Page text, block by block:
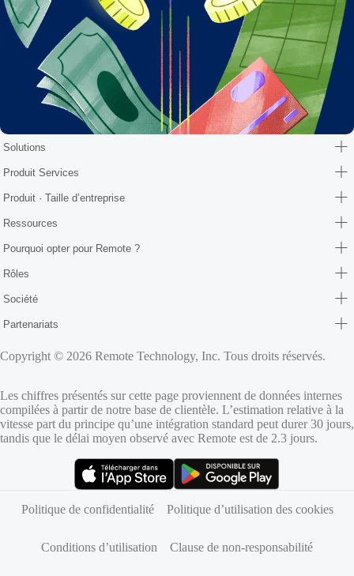
Solutions
Produit Services
Produit · Taille d’entreprise
Ressources
Pourquoi opter pour Remote ?
Rôles
Société
Partenariats
Copyright © 2026 Remote Technology, Inc. Tous droits réservés.
Les chiffres présentés sur cette page proviennent de données internes
compilées à partir de notre base de clientèle. L’estimation relative à la
vitesse part du principe qu’une intégration standard peut durer 30 jours,
tandis que le délai moyen observé avec Remote est de 2.3 jours.
Politique de confidentialité
Politique d’utilisation des cookies
Conditions d’utilisation Clause de non-responsabilité